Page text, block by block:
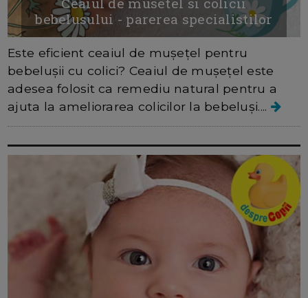
bebelusului - parerea specialistilor
Este eficient ceaiul de mușețel pentru
bebelușii cu colici? Ceaiul de mușețel este
adesea folosit ca remediu natural pentru a
ajuta la ameliorarea colicilor la bebeluși....